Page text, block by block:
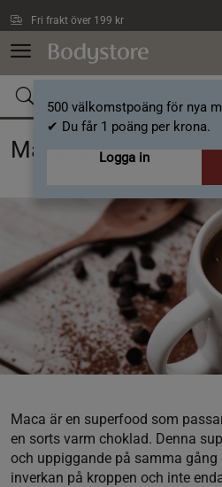
Fri frakt över 199 kr
500 välkomstpoäng för nya
✔ Du får 1 poäng per krona.
Logga in
Maca-latte
Maca är en superfood som
en sorts varm choklad. Denna
och uppiggande på samma gång
inverkan på kroppen och inte